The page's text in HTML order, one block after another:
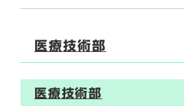
医療技術部
医療技術部